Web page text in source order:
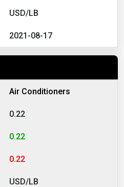
USD/LB
2021-08-17
Air Conditioners
0.22
0.22
0.22
USD/LB